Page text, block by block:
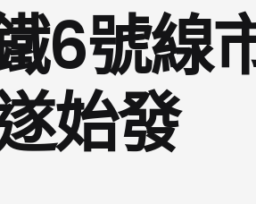
6號線
始發